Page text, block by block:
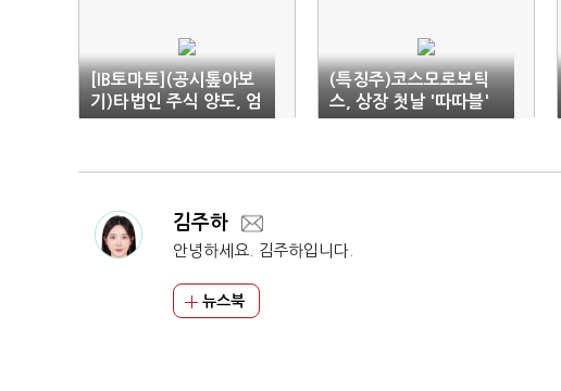
[IB토마토](공시톺아보
기)타법인 주식 양도, 엄
격히 공시하는 이유
(특징주)코스모로보틱
스, 상장 첫날 '따따블'
김주하
안녕하세요. 김주하입니다.
뉴스북